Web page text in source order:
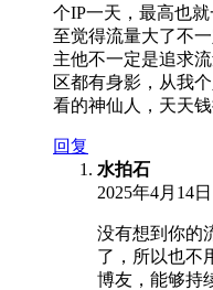
个IP一天，最高也
至觉得流量大了不
主他不一定是追求
区都有身影，从我
看的神仙人，天天
回复
水拍石
2025年4月14
没有想到你的
了，所以也不
博友，能够持